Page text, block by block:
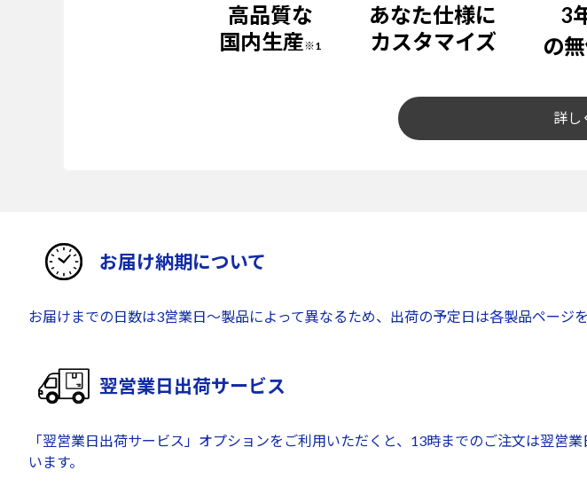
高品質な
国内生産※1
あなた仕様に
カスタマイズ
3
の
詳し
お届け納期について
お届けまでの日数は3営業日～製品によって異なるため、出荷の予定日は各製品ページを
翌営業日出荷サービス
「翌営業日出荷サービス」オプションをご利用いただくと、13時までのご注文は翌
います。